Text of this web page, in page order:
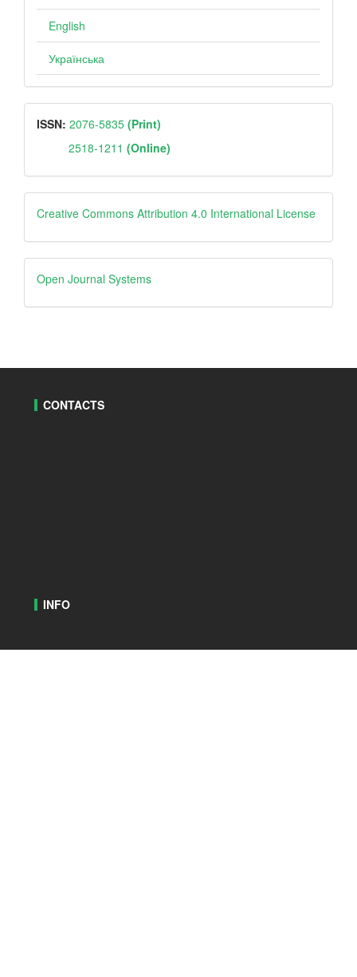
English
Українська
ISSN
ISSN: 2076-5835 (Print)
2518-1211 (Online)
Creative
Creative Commons Attribution 4.0 International License
Open
Journal
Open Journal Systems
CONTACTS
INFO